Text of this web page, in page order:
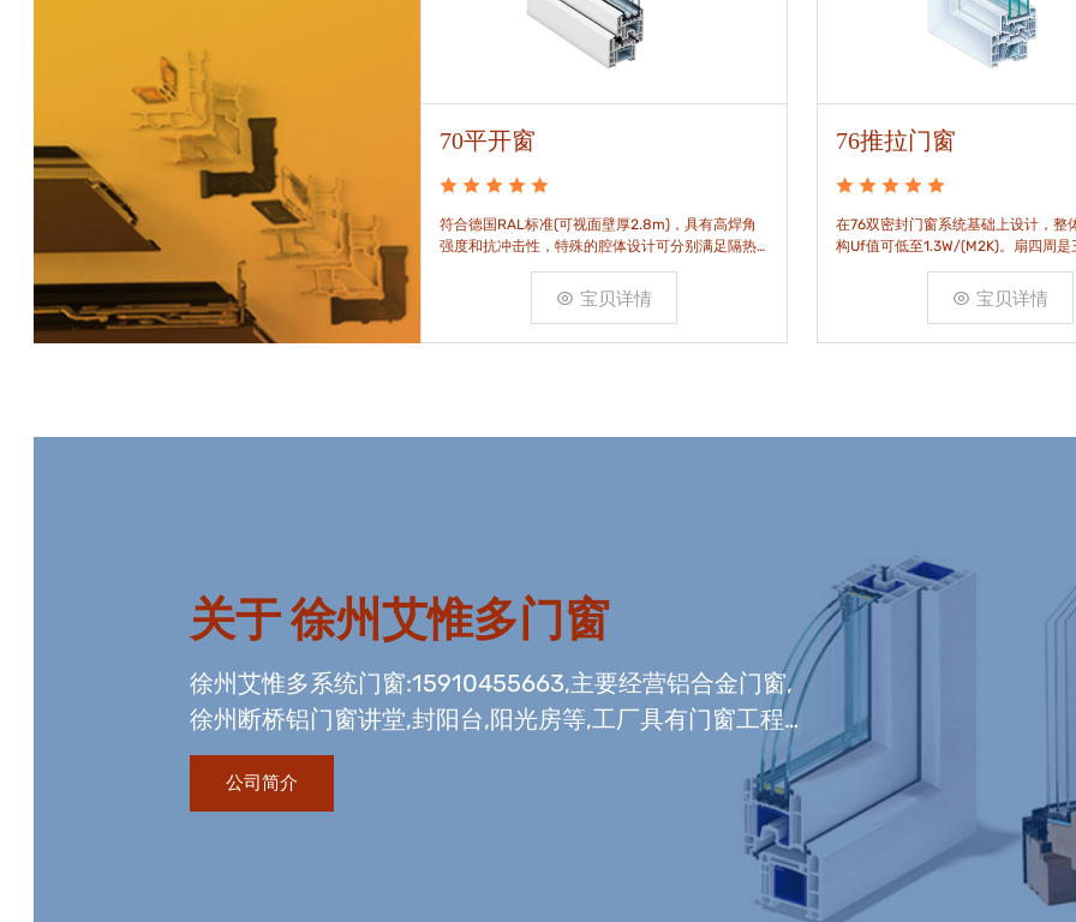
88平开窗
88平开窗是门窗技术新时代的门窗系统。可实现较
大的阳光进入并获得更多的太阳能，良好的操作及
可靠的功能。保养方便，牢固耐用。
宝贝详情
70平开窗
符合德国RAL标准(可视面壁厚2.8m)，具有高焊角
强度和抗冲击性，特殊的腔体设计可分别满足隔热
和刚性的要求。
宝贝详情
76推拉门窗
在76双密封门窗系统基础上设计，整
构Uf值可低至1.3W/(M2K)。扇四周是
构，采用高品质EPDM胶条，实现气
宝贝详情
关于徐州艾惟多门窗
徐州艾惟多系统门窗:15910455663,主要经营铝合金门窗,
徐州断桥铝门窗讲堂,封阳台,阳光房等,工厂具有门窗工程
资质,玻璃幕墙工程资质,国内门窗组装生产线,及中空玻璃
生产线。
公司简介